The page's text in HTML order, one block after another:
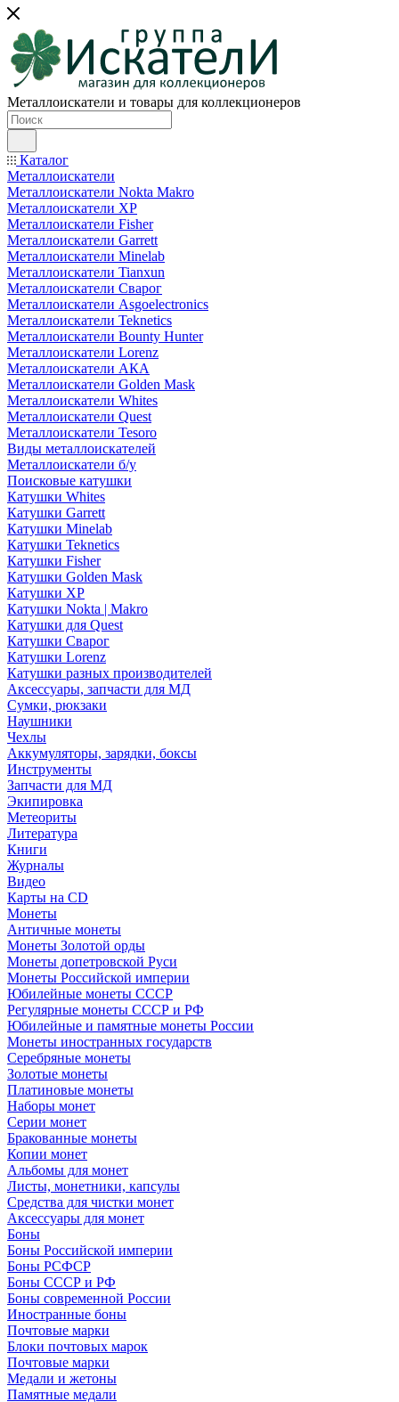
Металлоискатели и товары для коллекционеров
Каталог
Металлоискатели
Металлоискатели Nokta Makro
Металлоискатели XP
Металлоискатели Fisher
Металлоискатели Garrett
Металлоискатели Minelab
Металлоискатели Tianxun
Металлоискатели Сварог
Металлоискатели Asgoelectronics
Металлоискатели Teknetics
Металлоискатели Bounty Hunter
Металлоискатели Lorenz
Металлоискатели АКА
Металлоискатели Golden Mask
Металлоискатели Whites
Металлоискатели Quest
Металлоискатели Tesoro
Виды металлоискателей
Металлоискатели б/у
Поисковые катушки
Катушки Whites
Катушки Garrett
Катушки Minelab
Катушки Teknetics
Катушки Fisher
Катушки Golden Mask
Катушки XP
Катушки Nokta | Makro
Катушки для Quest
Катушки Сварог
Катушки Lorenz
Катушки разных производителей
Аксессуары, запчасти для МД
Сумки, рюкзаки
Наушники
Чехлы
Аккумуляторы, зарядки, боксы
Инструменты
Запчасти для МД
Экипировка
Метеориты
Литература
Книги
Журналы
Видео
Карты на CD
Монеты
Античные монеты
Монеты Золотой орды
Монеты допетровской Руси
Монеты Российской империи
Юбилейные монеты СССР
Регулярные монеты СССР и РФ
Юбилейные и памятные монеты России
Монеты иностранных государств
Серебряные монеты
Золотые монеты
Платиновые монеты
Наборы монет
Серии монет
Бракованные монеты
Копии монет
Альбомы для монет
Листы, монетники, капсулы
Средства для чистки монет
Аксессуары для монет
Боны
Боны Российской империи
Боны РСФСР
Боны СССР и РФ
Боны современной России
Иностранные боны
Почтовые марки
Блоки почтовых марок
Почтовые марки
Медали и жетоны
Памятные медали